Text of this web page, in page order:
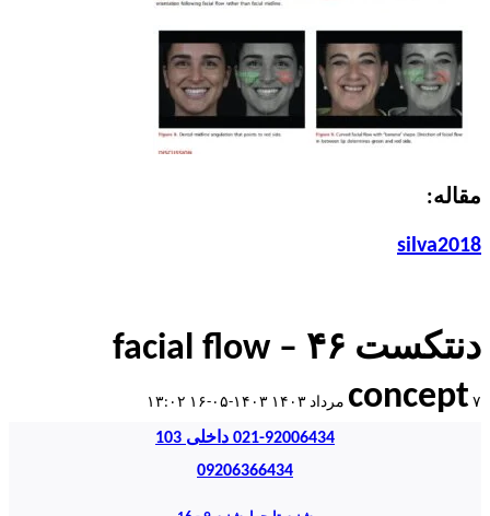
مقاله:
silva2018
دنتکست ۴۶ – facial flow
concept ۷ مرداد ۱۴۰۳ ۱۴۰۳-۰۵-۱۶ ۱۳:۰۲
021-92006434 داخلی 103
09206366434